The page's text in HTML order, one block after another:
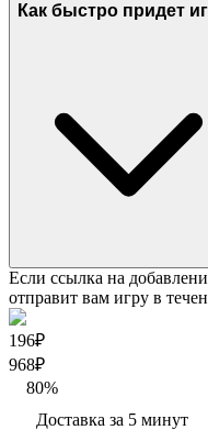
Как быстро придет
Если ссылка на
отправит вам игру в
196₽
968₽
80%
Доставка за 5 минут